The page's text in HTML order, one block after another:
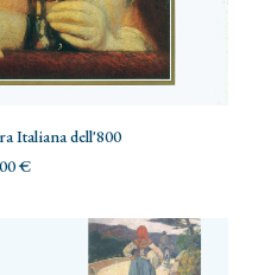
CART
Italiana dell'800
€